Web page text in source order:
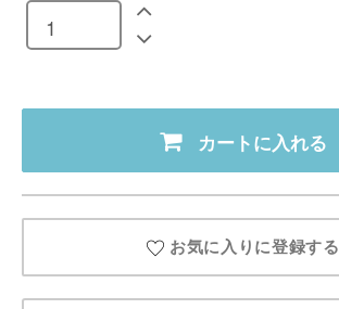
カートに入れる
お気に入りに登録する